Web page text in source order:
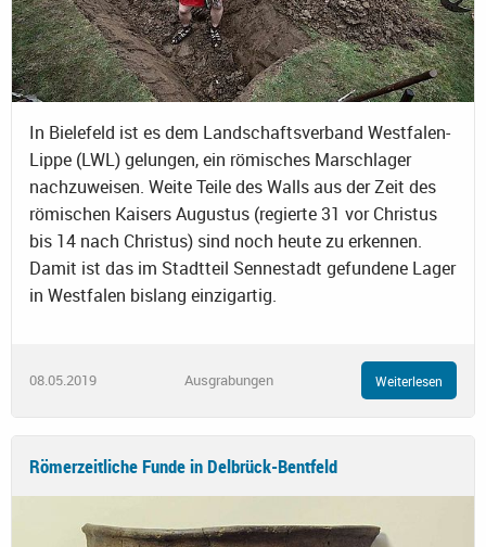
In Bielefeld ist es dem Landschaftsverband Westfalen-
Lippe (LWL) gelungen, ein römisches Marschlager
nachzuweisen. Weite Teile des Walls aus der Zeit des
römischen Kaisers Augustus (regierte 31 vor Christus
bis 14 nach Christus) sind noch heute zu erkennen.
Damit ist das im Stadtteil Sennestadt gefundene Lager
in Westfalen bislang einzigartig.
08.05.2019 Ausgrabungen Weiterlesen
Römerzeitliche Funde in Delbrück-Bentfeld